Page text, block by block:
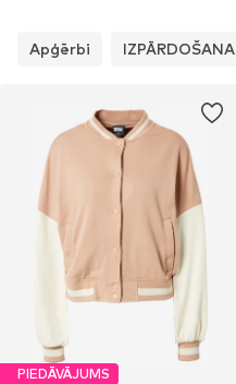
Apģērbi IZPĀRDOŠANA
PIEDĀVĀJUMS